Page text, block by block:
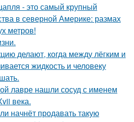
- это самый крупный
в северной Америке: размах
метров!
делают, когда между лёгким и
жидкость и человеку
лавре нашли сосуд с именем
века.
начнёт продавать такую